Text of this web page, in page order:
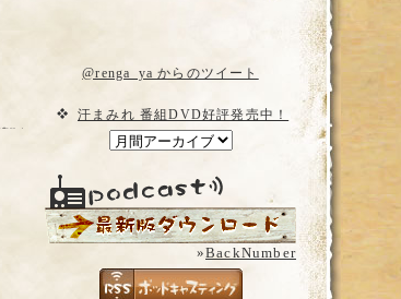
@renga_ya からのツイート
汗まみれ 番組DVD好評発売中！
»BackNumber